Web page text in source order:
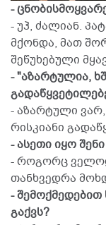
-
- უჰ, ძალიან.
მქონდა, მათ
შეწუხებული
- "აზარტულია,
- აზარტული
რისკიანი
- ასეთი იყო
- როგორც
თანხვედრა
- შემოქმედებით
გაქვს?